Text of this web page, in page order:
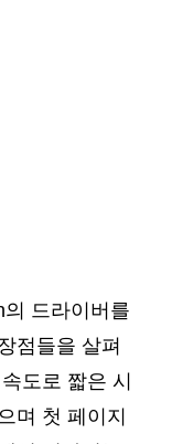
드라이버를
점들을 살펴
도로 짧은 시
며 첫 페이지